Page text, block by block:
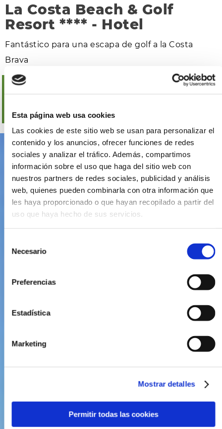
Esta página web usa cookies
Las cookies de este sitio web se usan para personalizar el
contenido y los anuncios, ofrecer funciones de redes
sociales y analizar el tráfico. Además, compartimos
información sobre el uso que haga del sitio web con
nuestros partners de redes sociales, publicidad y análisis
web, quienes pueden combinarla con otra información que
les haya proporcionado o que hayan recopilado a partir del
uso que haya hecho de sus servicios.
Necesario
Preferencias
Estadística
Marketing
Mostrar detalles
Permitir todas las cookies
La Costa Beach & Golf
Resort **** - Hotel
Fantástico para una escapa de golf a la Costa
Brava
A PARTIR DE
656 €